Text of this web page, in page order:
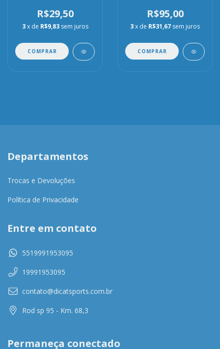
R$29,50
3 x de R$9,83 sem juros
COMPRAR
R$95,00
3x de R$31,67 sem juros
COMPRAR
Departamentos
Trocas e Devoluções
Política de Privacidade
Entre em contato
5519991953095
19991953095
contato@dicatsports.com.br
Rod sp 95 - Km. 68,3
Permaneça conectado